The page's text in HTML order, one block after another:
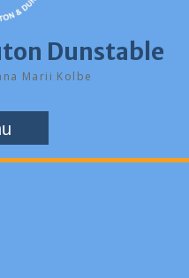
Dunstable
Marii Kolbe